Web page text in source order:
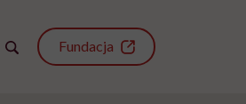
Fundacja